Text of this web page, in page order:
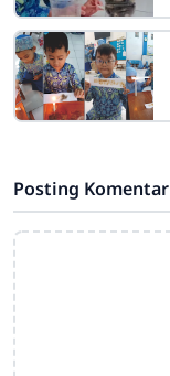
Posting Komentar